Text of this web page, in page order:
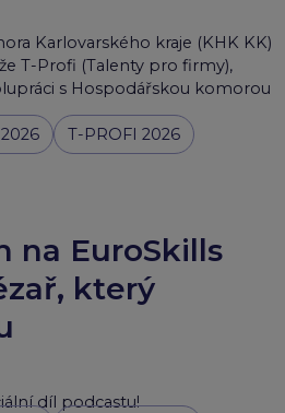
Karlovarského kraje (KHK KK)
T-Profi (Talenty pro firmy),
s Hospodářskou komorou
T-PROFI 2026
na EuroSkills
který
díl podcastu!